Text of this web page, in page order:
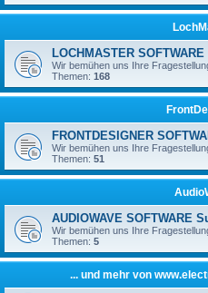
LOCHMASTER
Wir bemühen uns Ihre
Themen: 168
FRONTDESIGNER
Wir bemühen uns Ihre
Themen: 51
AUDIOWAVE SOFTWARE
Wir bemühen uns Ihre
Themen: 5
... und mehr von